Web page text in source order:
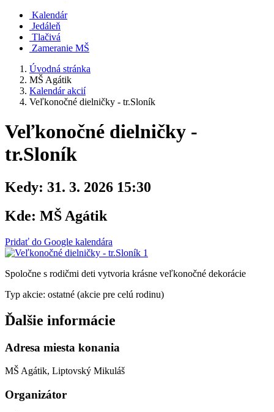
Kalendár
Jedáleň
Tlačivá
Zameranie MŠ
Úvodná stránka
MŠ Agátik
Kalendár akcií
Veľkonočné dielničky - tr.Sloník
Veľkonočné dielničky -
tr.Sloník
Kedy: 31. 3. 2026 15:30
Kde: MŠ Agátik
Pridať do Google kalendára
Spoločne s rodičmi deti vytvoria krásne veľkonočné dekorácie
Typ akcie: ostatné (akcie pre celú rodinu)
Ďalšie informácie
Adresa miesta konania
MŠ Agátik, Liptovský Mikuláš
Organizátor